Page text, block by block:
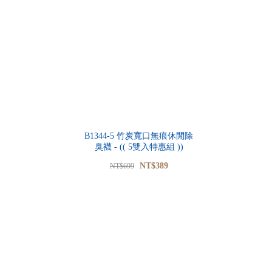
B1344-5 竹炭寬口無痕休閒除
臭襪 - (( 5雙入特惠組 ))
NT$699 NT$389